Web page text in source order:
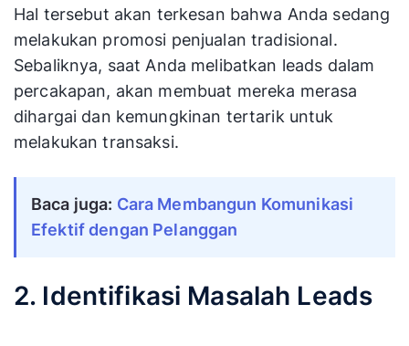
Hal tersebut akan terkesan bahwa Anda sedang
melakukan promosi penjualan tradisional.
Sebaliknya, saat Anda melibatkan leads dalam
percakapan, akan membuat mereka merasa
dihargai dan kemungkinan tertarik untuk
melakukan transaksi.
Baca juga: Cara Membangun Komunikasi
Efektif dengan Pelanggan
2. Identifikasi Masalah Leads